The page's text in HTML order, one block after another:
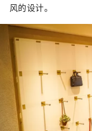
风的设计。